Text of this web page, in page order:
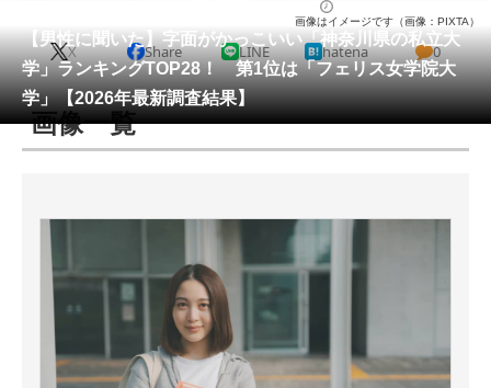
会員記事
メディア
注目記事を集めた総合ページ
スマホと通信の最新トレンド
進化するPCとデバイスの未来
好きが集まる 比べて選べる
ビジネスと働き方のヒント
【男性に聞いた】字面がかっこいい「神奈川県の私立大
学」ランキングTOP28！ 第1位は「フェリス女学院大
学」【2026年最新調査結果】
画像はイメージです（画像：PIXTA）
X Share LINE hatena 0
画像一覧